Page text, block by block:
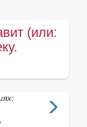
(или: